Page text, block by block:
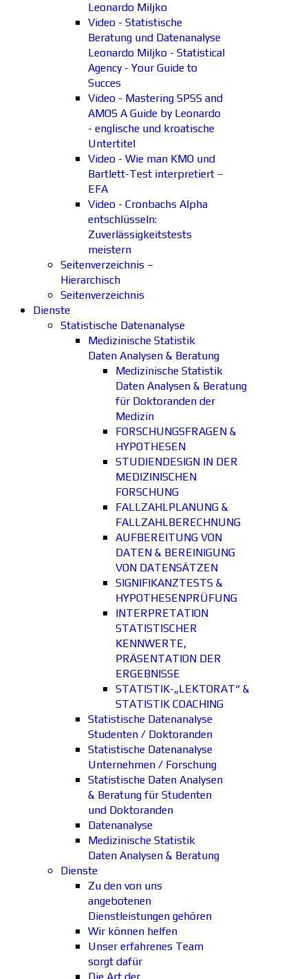
Leonardo Miljko
Video - Statistische
Beratung und Datenanalyse
Leonardo Miljko - Statistical
Agency - Your Guide to
Succes
Video - Mastering SPSS and
AMOS A Guide by Leonardo
- englische und kroatische
Untertitel
Video - Wie man KMO und
Bartlett-Test interpretiert –
EFA
Video - Cronbachs Alpha
entschlüsseln:
Zuverlässigkeitstests
meistern
Seitenverzeichnis –
Hierarchisch
Seitenverzeichnis
Dienste
Statistische Datenanalyse
Medizinische Statistik
Daten Analysen & Beratung
Medizinische Statistik
Daten Analysen & Beratung
für Doktoranden der
Medizin
FORSCHUNGSFRAGEN &
HYPOTHESEN
STUDIENDESIGN IN DER
MEDIZINISCHEN
FORSCHUNG
FALLZAHLPLANUNG &
FALLZAHLBERECHNUNG
AUFBEREITUNG VON
DATEN & BEREINIGUNG
VON DATENSÄTZEN
SIGNIFIKANZTESTS &
HYPOTHESENPRÜFUNG
INTERPRETATION
STATISTISCHER
KENNWERTE,
PRÄSENTATION DER
ERGEBNISSE
STATISTIK-„LEKTORAT“ &
STATISTIK COACHING
Statistische Datenanalyse
Studenten / Doktoranden
Statistische Datenanalyse
Unternehmen / Forschung
Statistische Daten Analysen
& Beratung für Studenten
und Doktoranden
Datenanalyse
Medizinische Statistik
Daten Analysen & Beratung
Dienste
Zu den von uns
angebotenen
Dienstleistungen gehören
Wir können helfen
Unser erfahrenes Team
sorgt dafür